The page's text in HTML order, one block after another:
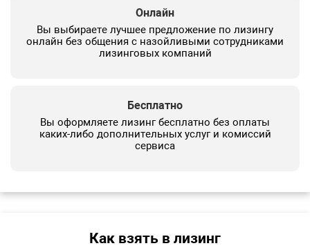
Онлайн
Вы выбираете лучшее предложение по лизингу
онлайн без общения с назойливыми сотрудниками
лизинговых компаний
Бесплатно
Вы оформляете лизинг бесплатно без оплаты
каких-либо дополнительных услуг и комиссий
сервиса
Как взять в лизинг